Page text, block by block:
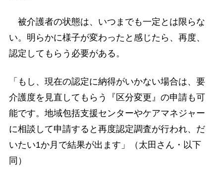
被介護者の状態は、いつまでも一定とは限らな
い。明らかに様子が変わったと感じたら、再度、
認定してもらう必要がある。
「もし、現在の認定に納得がいかない場合は、要
介護度を見直してもらう『区分変更』の申請も可
能です。地域包括支援センターやケアマネジャー
に相談して申請すると再度認定調査が行われ、だ
いたい1か月で結果が出ます」（太田さん・以下
同）